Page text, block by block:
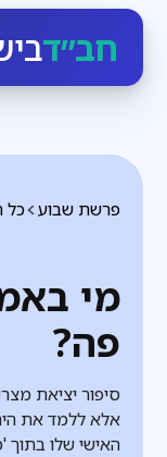
חב״ד
כל פרשת שבוע
מי
פה?
סיפור יציאת
אלא ללמד את
האישי שלו בתוך